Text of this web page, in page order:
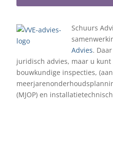
Schuurs
Advies.
juridisch advies, maar u
bouwkundige inspecties,
(MJOP) en